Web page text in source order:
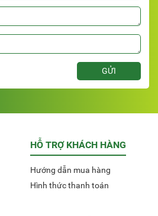
HỖ TRỢ KHÁCH HÀNG
Hướng dẫn mua hàng
Hình thức thanh toán